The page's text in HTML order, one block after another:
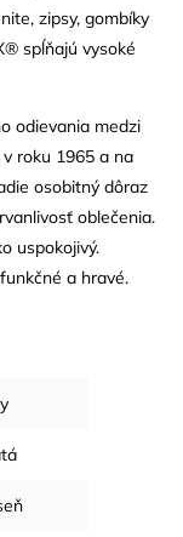
zipsy, gombíky
spĺňajú vysoké
odievania medzi
roku 1965 a na
osobitný dôraz
oblečenia.
uspokojivý.
a hravé.